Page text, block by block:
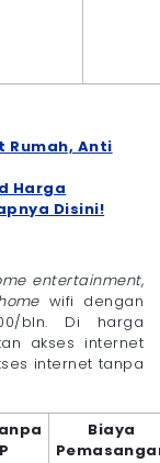
Rumah, Anti
Harga
Disini!
entertainment,
wifi dengan
bln. Di harga
akses internet
internet tanpa
Biaya